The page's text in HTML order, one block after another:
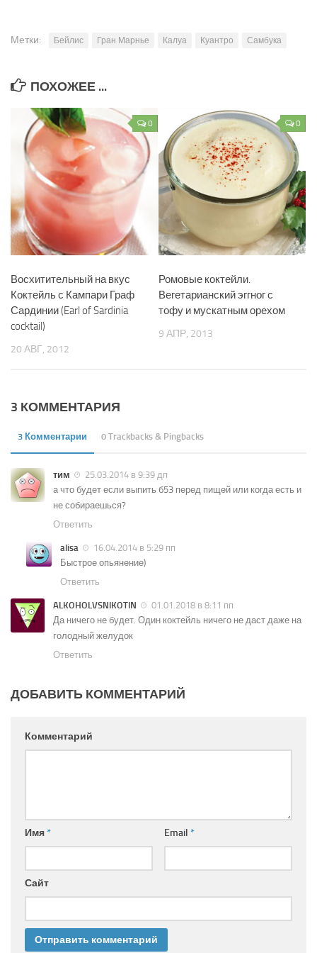
Метки: Бейлис Гран Марнье Калуа Куантро Самбука
ПОХОЖЕЕ ...
0
Восхитительный на вкус
Коктейль с Кампари Граф
Сардинии (Earl of Sardinia
cocktail)
20 АВГ, 2012
0
Ромовые коктейли.
Вегетарианский эггног с
тофу и мускатным орехом
9 АПР, 2013
3 КОММЕНТАРИЯ
3 Комментарии 0 Trackbacks & Pingbacks
тим
25.03.2014 в 9:39 дп
а что будет если выпить б53 перед пищей или когда есть и
не собираешься?
Ответить
alisa
16.04.2014 в 5:29 пп
Быстрое опьянение)
Ответить
ALKOHOLVSNIKOTIN
01.01.2018 в 8:11 пп
Да ничего не будет. Один коктейль ничего не даст даже на
голодный желудок
Ответить
ДОБАВИТЬ КОММЕНТАРИЙ
Комментарий
Имя* Email *
Сайт